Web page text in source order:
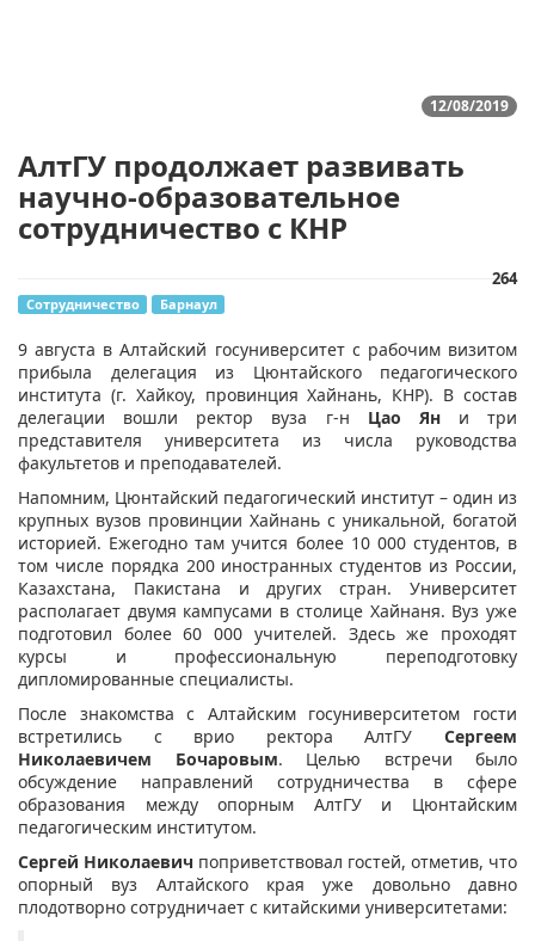
12/08/2019
АлтГУ продолжает развивать
научно-образовательное
сотрудничество с КНР
264
Сотрудничество Барнаул
9 августа в Алтайский госуниверситет с рабочим визитом
прибыла делегация из Цюнтайского педагогического
института (г. Хайкоу, провинция Хайнань, КНР). В состав
делегации вошли ректор вуза г-н Цао Яни три
представителя университета из числа руководства
факультетов и преподавателей.
Напомним, Цюнтайский педагогический институт – один из
крупных вузов провинции Хайнань с уникальной, богатой
историей. Ежегодно там учится более 10 000 студентов, в
том числе порядка 200 иностранных студентов из России,
Казахстана, Пакистана и других стран. Университет
располагает двумя кампусами в столице Хайнаня. Вуз уже
подготовил более 60 000 учителей. Здесь же проходят
курсы и профессиональную переподготовку
дипломированные специалисты.
После знакомства с Алтайским госуниверситетом гости
встретились с врио ректора АлтГУ Сергеем
Николаевичем Бочаровым. Целью встречи было
обсуждение направлений сотрудничества в сфере
образования между опорным АлтГУ и Цюнтайским
педагогическим институтом.
Сергей Николаевич поприветствовал гостей, отметив, что
опорный вуз Алтайского края уже довольно давно
плодотворно сотрудничает с китайскими университетами: